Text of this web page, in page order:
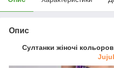
Опис
Султанки жіночі